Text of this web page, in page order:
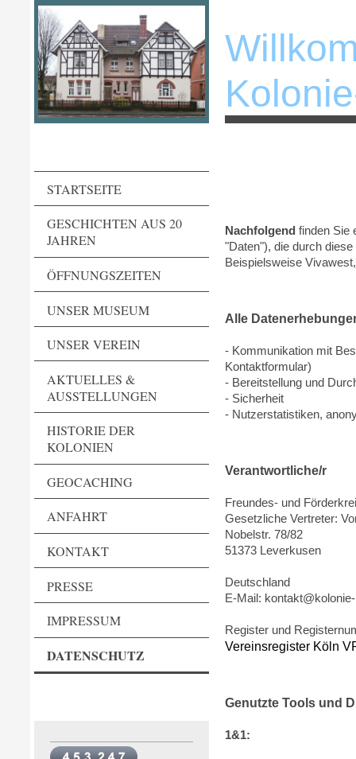
STARTSEITE
GESCHICHTEN AUS 20
JAHREN
ÖFFNUNGSZEITEN
UNSER MUSEUM
UNSER VEREIN
AKTUELLES &
AUSSTELLUNGEN
HISTORIE DER
KOLONIEN
GEOCACHING
ANFAHRT
KONTAKT
PRESSE
IMPRESSUM
DATENSCHUTZ
Nachfolgend finden Sie
"Daten"), die durch
Beispielsweise
Alle
- Kommunikation mit
Kontaktformular)
- Bereitstellung und
- Sicherheit
- Nutzerstatistiken,
Verantwortliche/r
Freundes- und
Gesetzliche Vertreter:
Nobelstr. 78/82
51373 Leverkusen
Deutschland
E-Mail:
Register und
Vereinsregister Köln
Genutzte Tools und
1&1: